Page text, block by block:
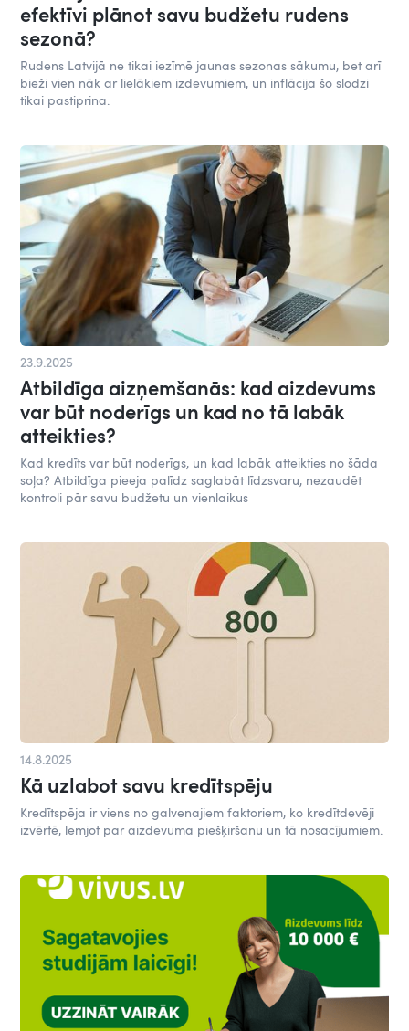
efektīvi plānot savu budžetu rudens
sezonā?
Rudens Latvijā ne tikai iezīmē jaunas sezonas sākumu, bet arī
bieži vien nāk ar lielākiem izdevumiem, un inflācija šo slodzi
tikai pastiprina.
23.9.2025
Atbildīga aizņemšanās: kad aizdevums
var būt noderīgs un kad no tā labāk
atteikties?
Kad kredīts var būt noderīgs, un kad labāk atteikties no šāda
soļa? Atbildīga pieeja palīdz saglabāt līdzsvaru, nezaudēt
kontroli pār savu budžetu un vienlaikus
14.8.2025
Kā uzlabot savu kredītspēju
Kredītspēja ir viens no galvenajiem faktoriem, ko kredītdevēji
izvērtē, lemjot par aizdevuma piešķiršanu un tā nosacījumiem.